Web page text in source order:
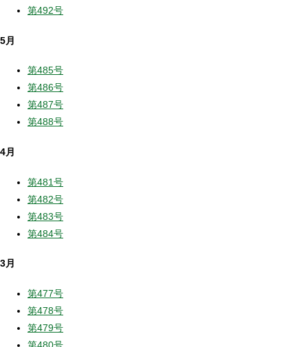
第492号
5月
第485号
第486号
第487号
第488号
4月
第481号
第482号
第483号
第484号
3月
第477号
第478号
第479号
第480号